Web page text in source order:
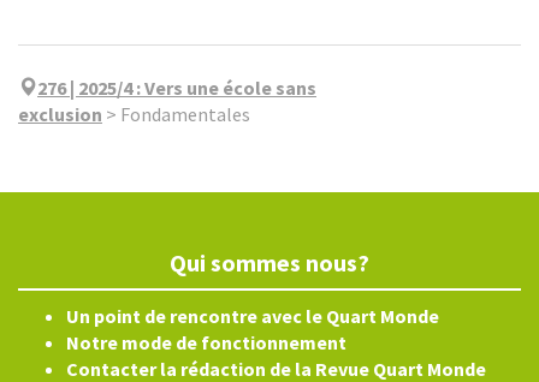
276 | 2025/4:Vers une école sans
exclusion > Fondamentales
Qui sommes nous?
Un point de rencontre avec le Quart Monde
Notre mode de fonctionnement
Contacter la rédaction de la Revue Quart Monde